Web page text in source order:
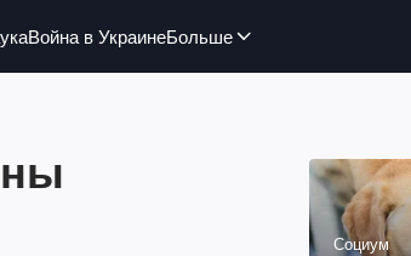
Война в УкраинеБольше
Социум